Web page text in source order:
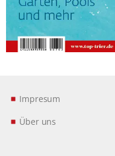
Impresum
Über uns